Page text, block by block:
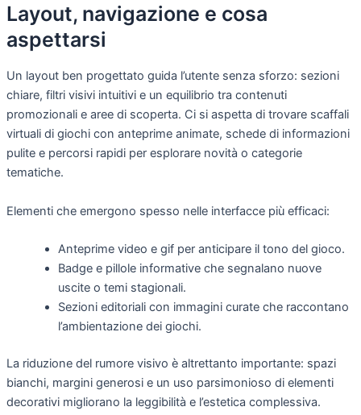
Layout, navigazione e cosa
aspettarsi
Un layout ben progettato guida l’utente senza sforzo: sezioni
chiare, filtri visivi intuitivi e un equilibrio tra contenuti
promozionali e aree di scoperta. Ci si aspetta di trovare scaffali
virtuali di giochi con anteprime animate, schede di informazioni
pulite e percorsi rapidi per esplorare novità o categorie
tematiche.
Elementi che emergono spesso nelle interfacce più efficaci:
Anteprime video e gif per anticipare il tono del gioco.
Badge e pillole informative che segnalano nuove
uscite o temi stagionali.
Sezioni editoriali con immagini curate che raccontano
l’ambientazione dei giochi.
La riduzione del rumore visivo è altrettanto importante: spazi
bianchi, margini generosi e un uso parsimonioso di elementi
decorativi migliorano la leggibilità e l’estetica complessiva.